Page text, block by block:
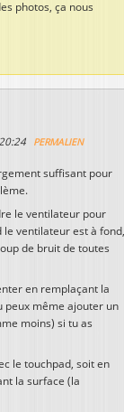
photos, ça nous
PERMALIEN
suffisant pour
le ventilateur pour
le ventilateur est à fond,
de bruit de toutes
en remplaçant la
peux même ajouter un
moins) si tu as
le touchpad, soit en
la surface (la